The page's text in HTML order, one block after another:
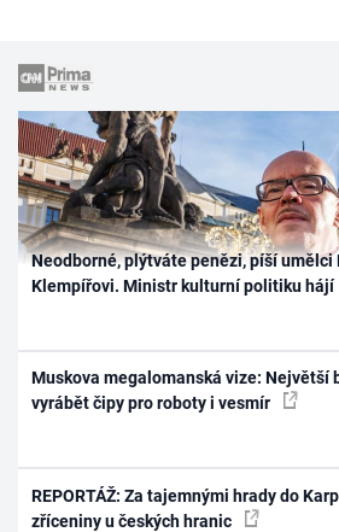
Neodborné, plýtváte penězi, píší umělci
Klempířovi. Ministr kulturní politiku hájí
Muskova megalomanská vize: Největší
vyrábět čipy pro roboty i vesmír
REPORTÁŽ: Za tajemnými hrady do
zříceniny u českých hranic